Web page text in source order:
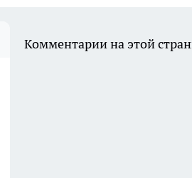
Комментарии на этой